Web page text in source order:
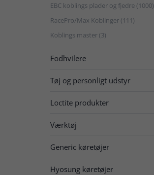
EBC koblings plader og fjedre (1000)
RacePro/Max Koblinger (111)
Koblings master (3)
Fodhvilere
Tøj og personligt udstyr
Loctite produkter
Værktøj
Generic køretøjer
Hyosung køretøjer